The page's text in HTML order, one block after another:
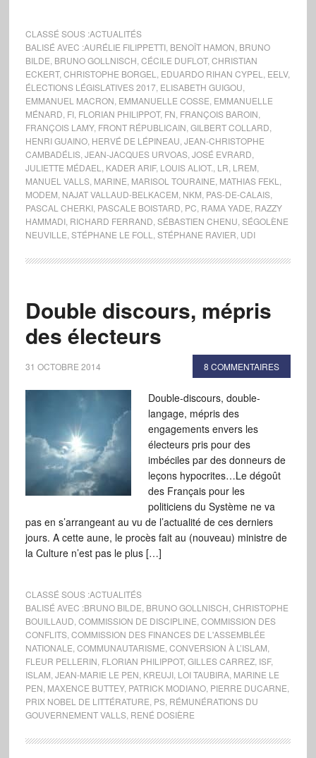
CLASSÉ SOUS :ACTUALITÉS
BALISÉ AVEC :AURÉLIE FILIPPETTI, BENOÎT HAMON BRUNO
BILDE BRUNO GOLLNISCH CÉCILE DUFLOT, CHRISTIAN
ECKERT, CHRISTOPHE BORGEL EDUARDO RIHAN CYPEL EELV,
ÉLECTIONS LÉGISLATIVES 2017, ELISABETH GUIGOU
EMMANUEL MACRON EMMANUELLE COSSE EMMANUELLE
MÉNARD FI, FLORIAN PHILIPPOT, FN FRANÇOIS BAROIN
FRANÇOIS LAMY, FRONT RÉPUBLICAIN GILBERT COLLARD
HENRI GUAINO, HERVÉ DE LÉPINEAU JEAN-CHRISTOPHE
CAMBADÉLIS, JEAN-JACQUES URVOAS, JOSÉ EVRARD
JULIETTE MÉDAEL
KADER ARIF, LOUIS ALIOT. LR LREM
MANUEL VALLS, MARINE MARISOL TOURAINE MATHIAS FEKL
MODEM NAJAT VALLAUD-BELKACEM NKM PAS-DE-CALAIS,
PASCAL CHERKI, PASCALE BOISTARD PC RAMA YADE RAZZY
HAMMADI, RICHARD FERRAND SÉBASTIEN CHENU SÉGOLÈNE
NEUVILLE STÉPHANE LE FOLL STÉPHANE RAVIER UDI
Double discours, mépris
des électeurs
31 OCTOBRE 2014 8 COMMENTAIRES
Double-discours, double-
langage, mépris des
engagements envers les
électeurs pris pour des
imbéciles par des donneurs de
leçons hypocrites…Le dégoût
des Français pour les
politiciens du Système ne va
pas en s’arrangeant au vu de l’actualité de ces derniers
jours. A cette aune, le procès fait au (nouveau) ministre de
la Culture n’est pas le plus […]
CLASSÉ SOUS :ACTUALITÉS
BALISÉ AVEC :BRUNO BILDE BRUNO GOLLNISCH CHRISTOPHE
BOUILLAUD COMMISSION DE DISCIPLINE COMMISSION DES
CONFLITS, COMMISSION DES FINANCES DE L'ASSEMBLÉE
NATIONALE COMMUNAUTARISME CONVERSION À L’ISLAM
FLEUR PELLERIN FLORIAN PHILIPPOT, GILLES CARREZ, ISF,
ISLAM JEAN-MARIE LE PEN KREUJI, LOI TAUBIRA, MARINE LE
PEN MAXENCE BUTTEY, PATRICK MODIANO, PIERRE DUCARNE
PRIX NOBEL DE LITTÉRATURE PS, RÉMUNÉRATIONS DU
GOUVERNEMENT VALLS, RENÉ DOSIÈRE